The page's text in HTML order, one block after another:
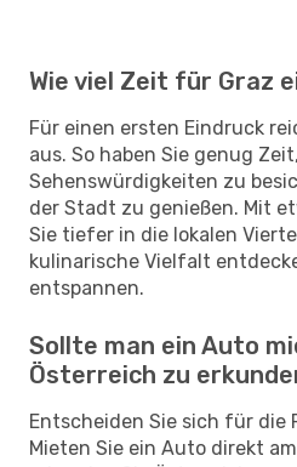
Wie viel Zeit für Graz
Für einen ersten Eindruck
aus. So haben Sie genug
Sehenswürdigkeiten zu
der Stadt zu genießen. Mit
Sie tiefer in die lokalen
kulinarische Vielfalt
entspannen.
Sollte man ein Auto
Österreich zu
Entscheiden Sie sich für die
Mieten Sie ein Auto direkt